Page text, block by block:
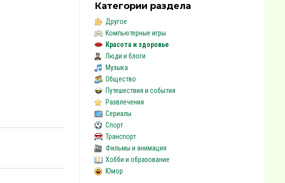
Категории раздела
Другое
Компьютерные игры
Красота и здоровье
Люди и блоги
Музыка
Общество
Путешествия и события
Развлечения
Сериалы
Спорт
Транспорт
Фильмы и анимация
Хобби и образование
Юмор